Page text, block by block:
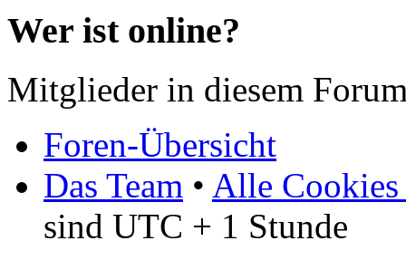
Wer ist online?
Mitglieder in diesem
Foren-Übersicht
Das Team • Alle Cookies
sind UTC + 1 Stunde